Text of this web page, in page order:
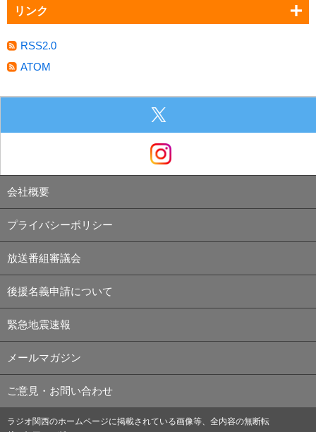
リンク
RSS2.0
ATOM
会社概要
プライバシーポリシー
放送番組審議会
後援名義申請について
緊急地震速報
メールマガジン
ご意見・お問い合わせ
ラジオ関西のホームページに掲載されている画像等、全内容の無断転